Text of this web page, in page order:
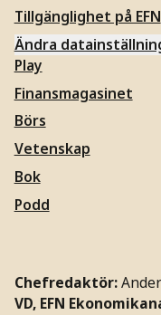
Tillgänglighet på EFN
Ändra
Play
Finansmagasinet
Börs
Vetenskap
Bok
Podd
Chefredaktör:
VD, EFN